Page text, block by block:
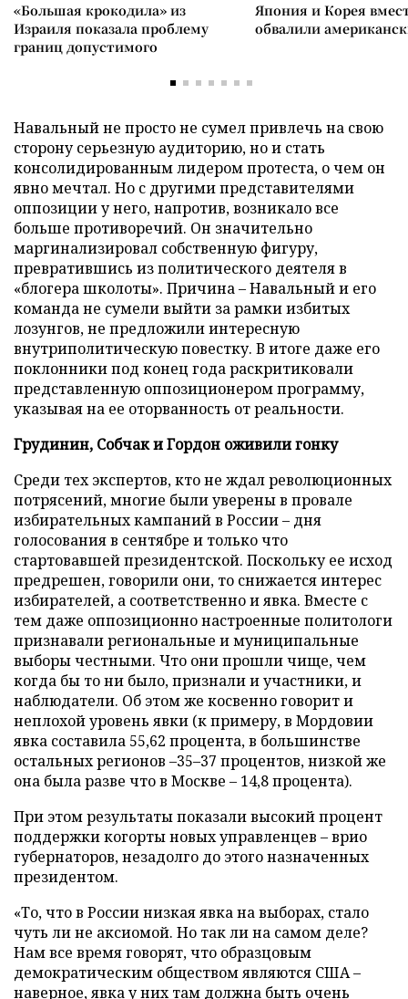
«Большая крокодила» из
Израиля показала проблему
границ допустимого
Япония и Корея
обвалили
Навальный не просто не сумел привлечь на свою
сторону серьезную аудиторию, но и стать
консолидированным лидером протеста, о чем он
явно мечтал. Но с другими представителями
оппозиции у него, напротив, возникало все
больше противоречий. Он значительно
маргинализировал собственную фигуру,
превратившись из политического деятеля в
«блогера школоты». Причина – Навальный и его
команда не сумели выйти за рамки избитых
лозунгов, не предложили интересную
внутриполитическую повестку. В итоге даже его
поклонники под конец года раскритиковали
представленную оппозиционером программу,
указывая на ее оторванность от реальности.
Грудинин, Собчак и Гордон оживили гонку
Среди тех экспертов, кто не ждал революционных
потрясений, многие были уверены в провале
избирательных кампаний в России – дня
голосования в сентябре и только что
стартовавшей президентской. Поскольку ее исход
предрешен, говорили они, то снижается интерес
избирателей, а соответственно и явка. Вместе с
тем даже оппозиционно настроенные политологи
признавали региональные и муниципальные
выборы честными. Что они прошли чище, чем
когда бы то ни было, признали и участники, и
наблюдатели. Об этом же косвенно говорит и
неплохой уровень явки (к примеру, в Мордовии
явка составила 55,62 процента, в большинстве
остальных регионов –35–37 процентов, низкой же
она была разве что в Москве – 14,8 процента).
При этом результаты показали высокий процент
поддержки когорты новых управленцев – врио
губернаторов, незадолго до этого назначенных
президентом.
«То, что в России низкая явка на выборах, стало
чуть ли не аксиомой. Но так ли на самом деле?
Нам все время говорят, что образцовым
демократическим обществом являются США –
наверное, явка у них там должна быть очень